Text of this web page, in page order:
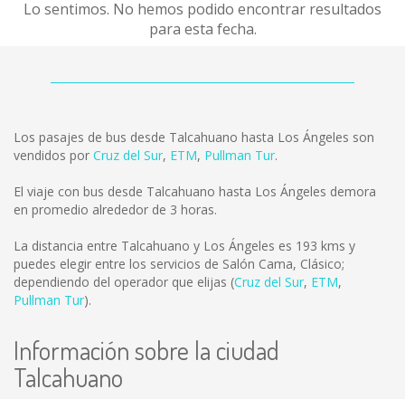
Lo sentimos. No hemos podido encontrar resultados
para esta fecha.
Los pasajes de bus desde Talcahuano hasta Los Ángeles son
vendidos por Cruz del Sur, ETM, Pullman Tur.
El viaje con bus desde Talcahuano hasta Los Ángeles demora
en promedio alrededor de 3 horas.
La distancia entre Talcahuano y Los Ángeles es 193 kms y
puedes elegir entre los servicios de Salón Cama, Clásico;
dependiendo del operador que elijas (Cruz del Sur, ETM,
Pullman Tur).
Información sobre la ciudad
Talcahuano